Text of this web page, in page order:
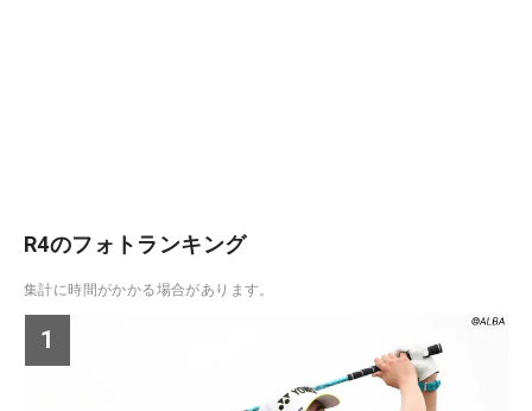
R4のフォトランキング
集計に時間がかかる場合があります。
1